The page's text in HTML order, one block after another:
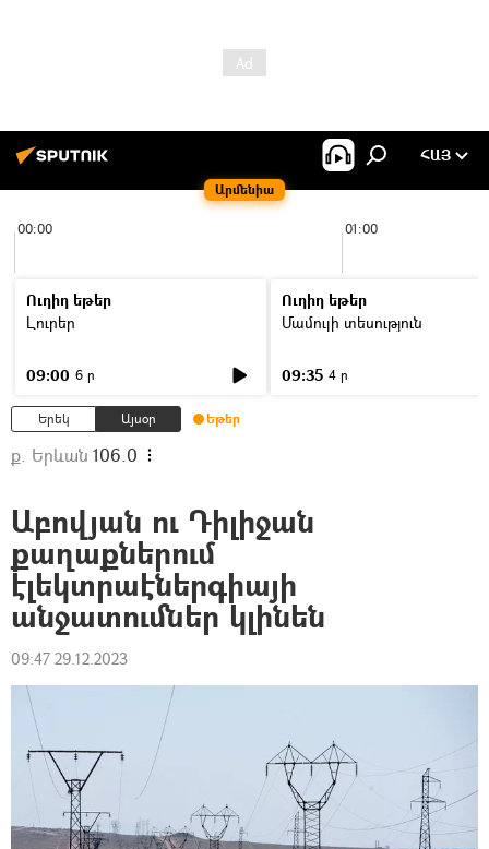
Արմենիա
ՀԱՅ
00:00 01:00
Ուղիղ եթեր
Լուրեր
09:00 6 ր
Ուղիղ եթեր
Մամուլի տեսություն
09:35 4 ր
Երեկ Այսօր Եթեր
ք. Երևան 106.0
Աբովյան ու Դիլիջան
քաղաքներում
էլեկտրաէներգիայի
անջատումներ կլինեն
09:47 29.12.2023